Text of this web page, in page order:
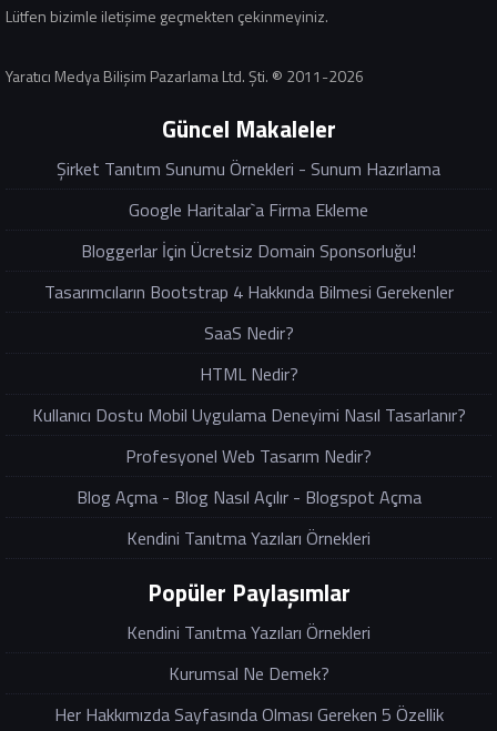
Lütfen bizimle iletişime geçmekten çekinmeyiniz.
Yaratıcı Medya Bilişim Pazarlama Ltd. Şti. ® 2011-2026
Güncel Makaleler
Şirket Tanıtım Sunumu Örnekleri - Sunum Hazırlama
Google Haritalar`a Firma Ekleme
Bloggerlar İçin Ücretsiz Domain Sponsorluğu!
Tasarımcıların Bootstrap 4 Hakkında Bilmesi Gerekenler
SaaS Nedir?
HTML Nedir?
Kullanıcı Dostu Mobil Uygulama Deneyimi Nasıl Tasarlanır?
Profesyonel Web Tasarım Nedir?
Blog Açma - Blog Nasıl Açılır - Blogspot Açma
Kendini Tanıtma Yazıları Örnekleri
Popüler Paylaşımlar
Kendini Tanıtma Yazıları Örnekleri
Kurumsal Ne Demek?
Her Hakkımızda Sayfasında Olması Gereken 5 Özellik